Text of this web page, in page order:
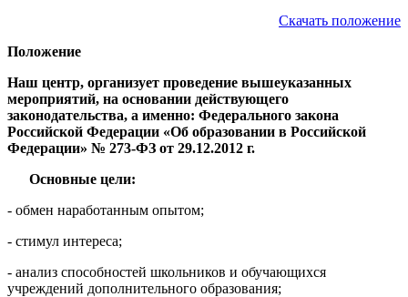
Скачать положение
Положение
Наш центр, организует проведение вышеуказанных
мероприятий, на основании действующего
законодательства, а именно: Федерального закона
Российской Федерации «Об образовании в Российской
Федерации» № 273-ФЗ от 29.12.2012 г.
Основные цели:
- обмен наработанным опытом;
- стимул интереса;
- анализ способностей школьников и обучающихся
учреждений дополнительного образования;